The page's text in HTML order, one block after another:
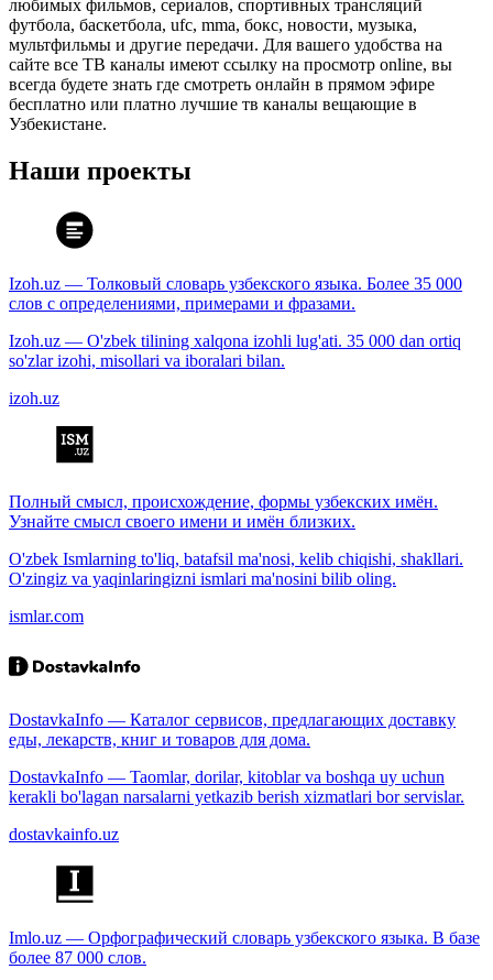
любимых фильмов, сериалов, спортивных трансляций
футбола, баскетбола, ufc, mma, бокс, новости, музыка,
мультфильмы и другие передачи. Для вашего удобства на
сайте все ТВ каналы имеют ссылку на просмотр online, вы
всегда будете знать где смотреть онлайн в прямом эфире
бесплатно или платно лучшие тв каналы вещающие в
Узбекистане.
Наши проекты
Izoh.uz — Толковый словарь узбекского языка. Более 35 000
слов с определениями, примерами и фразами.
Izoh.uz — O'zbek tilining xalqona izohli lug'ati. 35 000 dan ortiq
so'zlar izohi, misollari va iboralari bilan.
izoh.uz
Полный смысл, происхождение, формы узбекских имён.
Узнайте смысл своего имени и имён близких.
O'zbek Ismlarning to'liq, batafsil ma'nosi, kelib chiqishi, shakllari.
O'zingiz va yaqinlaringizni ismlari ma'nosini bilib oling.
ismlar.com
DostavkaInfo — Каталог сервисов, предлагающих доставку
еды, лекарств, книг и товаров для дома.
DostavkaInfo — Taomlar, dorilar, kitoblar va boshqa uy uchun
kerakli bo'lagan narsalarni yetkazib berish xizmatlari bor servislar.
dostavkainfo.uz
Imlo.uz — Орфографический словарь узбекского языка. В базе
более 87 000 слов.